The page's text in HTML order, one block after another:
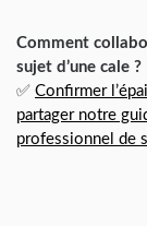
Comment
sujet d’une cale ?
✅ Confirmer
partager notre
professionnel de